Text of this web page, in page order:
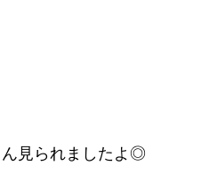
見られましたよ◎